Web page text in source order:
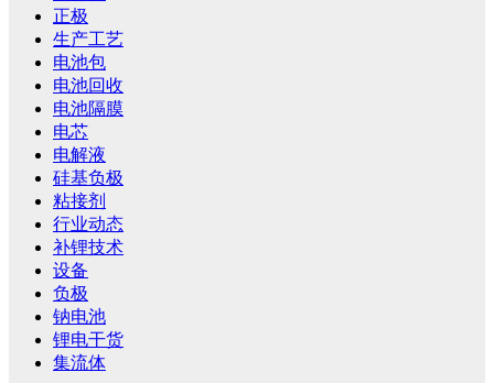
正极
生产工艺
电池包
电池回收
电池隔膜
电芯
电解液
硅基负极
粘接剂
行业动态
补锂技术
设备
负极
钠电池
锂电干货
集流体